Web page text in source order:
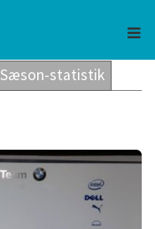
Sæson-statistik